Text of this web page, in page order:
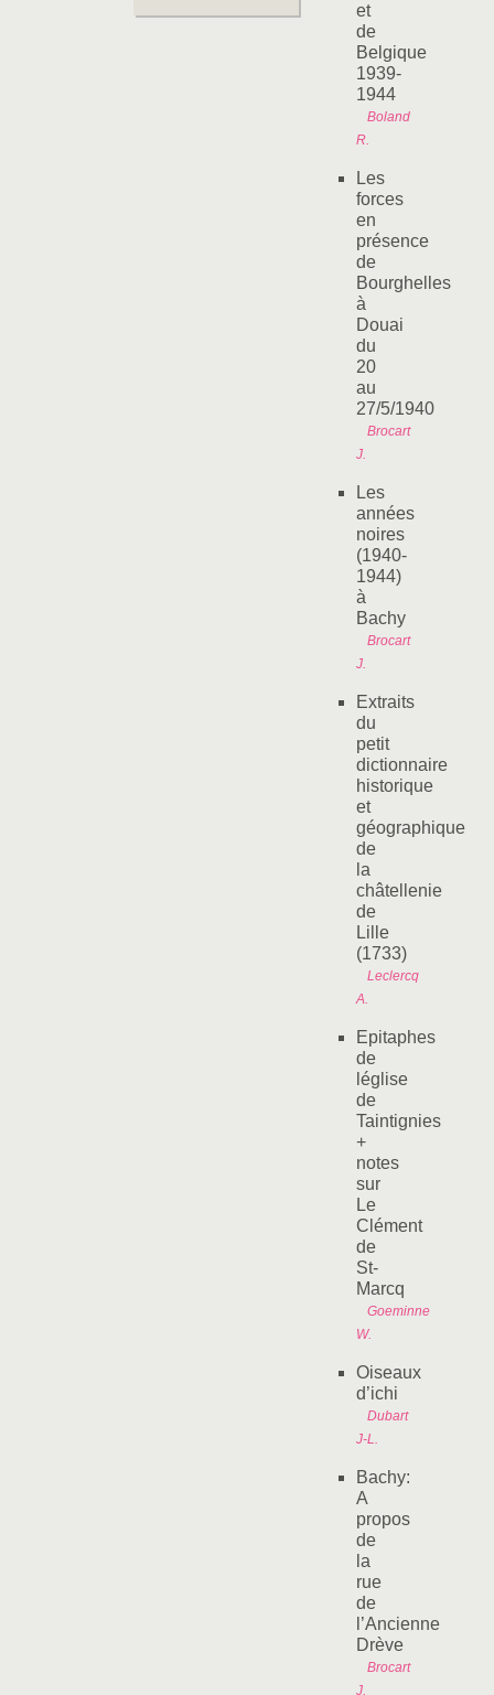
et
de
Belgique
1939-
1944
Boland
R.
Les
forces
en
présence
de
Bourghelles
à
Douai
du
20
au
27/5/1940
Brocart
J.
Les
années
noires
(1940-
1944)
à
Bachy
Brocart
J.
Extraits
du
petit
dictionnaire
historique
et
géographique
de
la
châtellenie
de
Lille
(1733)
Leclercq
A.
Epitaphes
de
léglise
de
Taintignies
+
notes
sur
Le
Clément
de
St-
Marcq
Goeminne
W.
Oiseaux
d’ichi
Dubart
J-L.
Bachy:
A
propos
de
la
rue
de
l’Ancienne
Drève
Brocart
J.